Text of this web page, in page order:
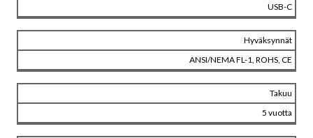
USB-C
Hyväksynnät
ANSI/NEMA FL-1, ROHS, CE
Takuu
5 vuotta